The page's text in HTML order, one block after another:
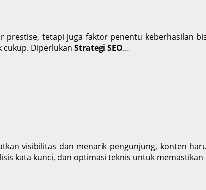
tetapi juga faktor penentu keberhasilan
cukup. Diperlukan Strategi SEO…
visibilitas dan menarik pengunjung, konten
kata kunci, dan optimasi teknis untuk memastikan